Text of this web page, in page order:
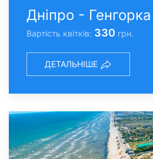
Дніпро - Генгорка
Вартість квітків: 330 грн.
ДЕТАЛЬНІШЕ